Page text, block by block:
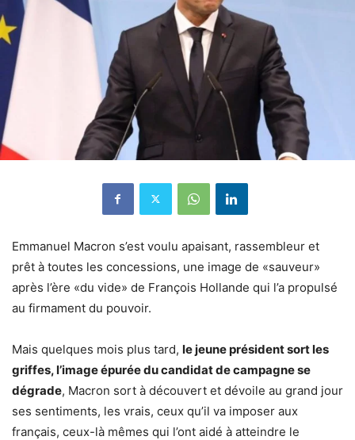
Emmanuel Macron s’est voulu apaisant, rassembleur et
prêt à toutes les concessions, une image de «sauveur»
après l’ère «du vide» de François Hollande qui l’a propulsé
au firmament du pouvoir.
Mais quelques mois plus tard, le jeune président sort les
griffes, l’image épurée du candidat de campagne se
dégrade, Macron sort à découvert et dévoile au grand jour
ses sentiments, les vrais, ceux qu’il va imposer aux
français, ceux-là mêmes qui l’ont aidé à atteindre le